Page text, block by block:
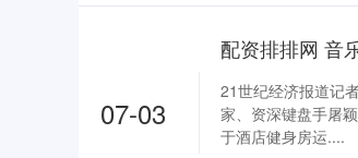
07-03
配资排排网 音
21世纪经济报道记
家、资深键盘手屠
于酒店健身房运....